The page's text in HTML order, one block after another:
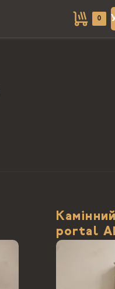
0
portal